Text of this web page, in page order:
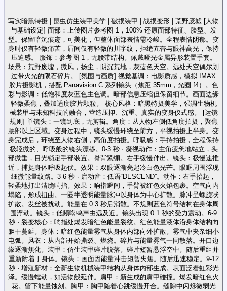
写实暗黑特摄 | 昆虫仿生装甲美学 | 破损装甲 | 战损变形 | 荒野废墟 [人物
与基础设定] 面部：上传图片参考图 1，100% 还原面部特征、脸型、发
型。保留暗沉痕迹，可美化，但整体面部表情需冷峻。全程表情阴郁。变
身时仅有轻微痛苦，眉间仅有轻微的川字纹，拒绝亢奋与眼神高光，保持
压迫感。 服饰：参考图 1，无腰带结构。佩戴哑光金属异形装置手套。
场景：荒野废墟，微风，扬尘，阴沉荒地，灰蓝色天空。远处天空偶尔划
过带火光的陨石碎片。 [氛围与画质] 视觉基调：电影质感，模拟 IMAX
胶片摄影机，搭配 Panavision C 系列镜头（焦距 35mm，光圈 f4）。色
彩与影调：低饱和度灰蓝色主色调。暗部信息压缩但保留细节。画面边缘
轻微柔焦，叠加适度胶片颗粒。 核心风格：暗黑特摄美学，强调生物机
械装甲与未知科技的融合，营造压抑、沉重、真实的变身仪式感。 [运镜
规则] 单镜头：一镜到底，无剪辑。角度：从人物左侧低角度拍摄，聚焦
腰部以上区域。变身过程中，镜头缓慢环绕至前方，平视拍摄上半身。变
身完成后，环绕至人物右侧，高角度拍摄。呼吸感：手持拍摄，全程保持
极轻微的、呼吸般的镜头漂移。0-3 秒 · 凝视动作：主角疲惫地站立，头
部微垂，目光锁定手部装置。脊背紧绷。右手缓慢伸出。镜头：极慢速推
近，捕捉身体呼吸起伏。效果：双眼逐渐亮起冷白色光芒。眼眶周围浮现
细微能量纹路。3-6 秒 · 启动音：低语“DESCEND”。动作：右手抬起，
轻柔地打出清脆响指。效果：响指瞬间，手臂被红色火焰包裹。空气向内
塌陷，形成扭曲。一圈半透明能量脉冲以身体为中心扩散。脉冲呈螺旋状
扩散。发丝被扰动。能量在 0.3 秒后消散。不规则蓝色符号结构在身体周
围浮动。镜头：低频嗡鸣声由远及近。镜头出现 0.1 秒的受力震动。6-9
秒 · 裂变核心：响指处爆发暗红色能量裂纹。红色能量液体沿身体结构向
躯干蔓延。身体：暗红色能量雾气从身体内部向外扩散。雾气中夹杂细小
电弧。风衣：从内部开始撕裂、燃烧。碎片与能量雾气一同散落。开口边
缘逐渐焦化。装甲：仿生装甲碎片脱落。碎片短暂悬浮空中。随后重组并
重新附着于身体。镜头：画面因能量冲击短暂失焦。随后迅速稳定。9-12
秒 · 增殖新材：全新生物机械装甲结构从身体内部生成。表面泛着虹彩光
泽。缓慢蠕动，如活物般延伸。肩甲：新生成的肩甲碰撞。爆发暗红色火
花。留下能量蚀刻。胸甲：胸甲随着心跳缓慢开合。缝隙中闪烁微弱光